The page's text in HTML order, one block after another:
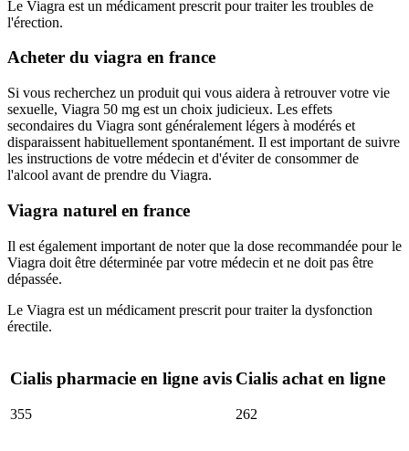
Le Viagra est un médicament prescrit pour traiter les troubles de
l'érection.
Acheter du viagra en france
Si vous recherchez un produit qui vous aidera à retrouver votre vie
sexuelle, Viagra 50 mg est un choix judicieux. Les effets
secondaires du Viagra sont généralement légers à modérés et
disparaissent habituellement spontanément. Il est important de suivre
les instructions de votre médecin et d'éviter de consommer de
l'alcool avant de prendre du Viagra.
Viagra naturel en france
Il est également important de noter que la dose recommandée pour le
Viagra doit être déterminée par votre médecin et ne doit pas être
dépassée.
Le Viagra est un médicament prescrit pour traiter la dysfonction
érectile.
Cialis pharmacie en ligne avis
355
Cialis achat en ligne
262